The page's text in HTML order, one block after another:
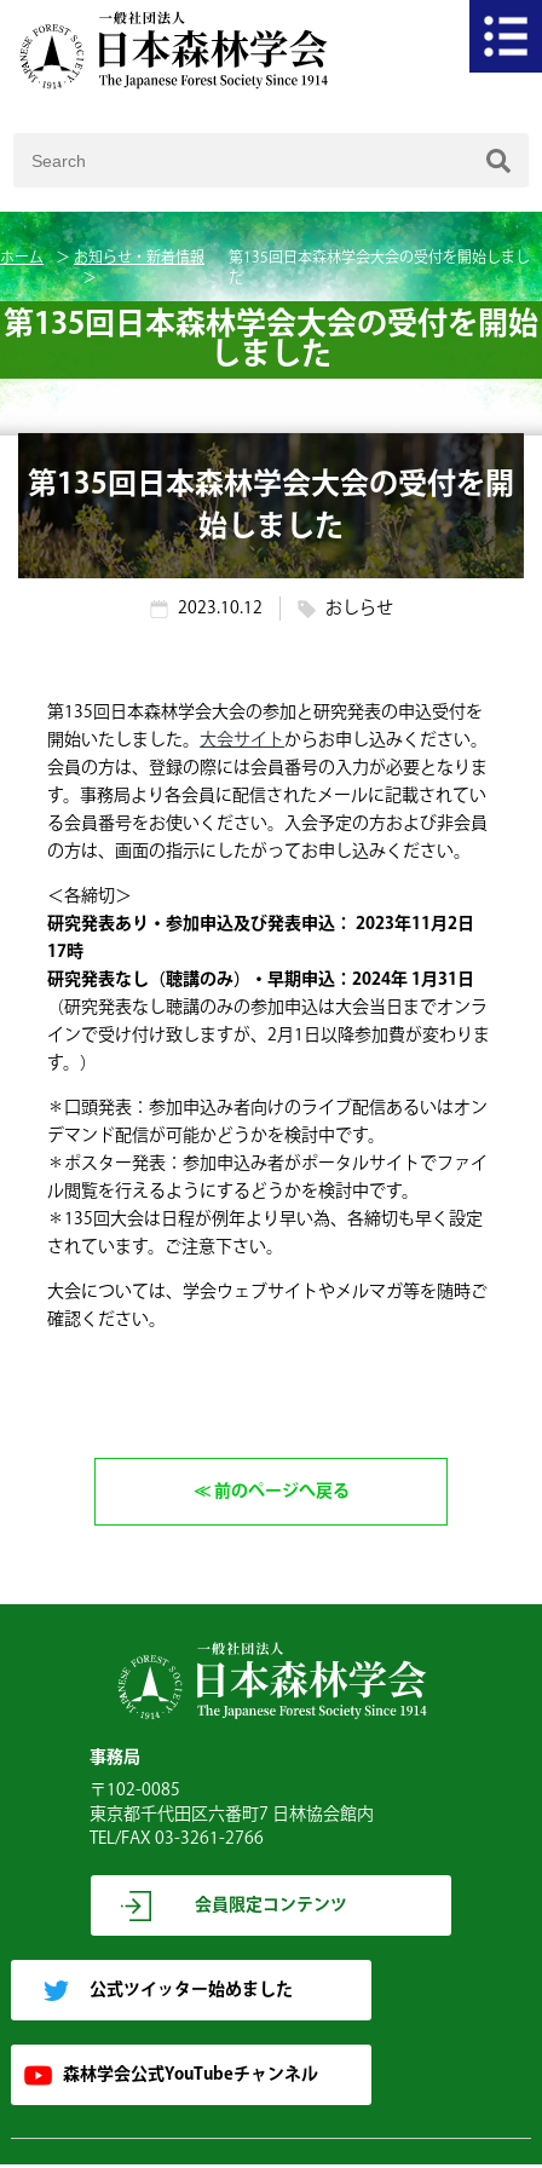
ホーム お知らせ・新着情報
第135回日本森林学会大会の受付を開始しまし
た
第135回日本森林学会大会の受付を開始
しました
第135回日本森林学会大会の受付を開
始しました
2023.10.12 おしらせ
第135回日本森林学会大会の参加と研究発表の申込受付を
開始いたしました。大会サイトからお申し込みください。
会員の方は、登録の際には会員番号の入力が必要となりま
す。事務局より各会員に配信されたメールに記載されてい
る会員番号をお使いください。入会予定の方および非会員
の方は、画面の指示にしたがってお申し込みください。
＜各締切＞
研究発表あり・参加申込及び発表申込： 2023年11月2日
17時
研究発表なし（聴講のみ）・早期申込：2024年 1月31日
（研究発表なし聴講のみの参加申込は大会当日までオンラ
インで受け付け致しますが、2月1日以降参加費が変わりま
す。）
＊口頭発表：参加申込み者向けのライブ配信あるいはオン
デマンド配信が可能かどうかを検討中です。
＊ポスター発表：参加申込み者がポータルサイトでファイ
ル閲覧を行えるようにするどうかを検討中です。
＊135回大会は日程が例年より早い為、各締切も早く設定
されています。ご注意下さい。
大会については、学会ウェブサイトやメルマガ等を随時ご
確認ください。
前のページへ戻る
事務局
〒102-0085
東京都千代田区六番町7 日林協会館内
TEL/FAX 03-3261-2766
会員限定コンテンツ
公式ツイッター始めました
森林学会公式YouTubeチャンネル